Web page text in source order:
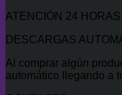
ATENCIÓN 24
DESCARGAS
Al comprar algún
automático llegando a